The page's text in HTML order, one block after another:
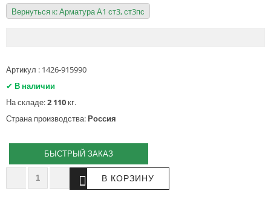
Вернуться к: Арматура А1 ст3, ст3пс
Артикул : 1426-915990
✔ В наличии
На складе:2 110кг.
Страна производства:Россия
БЫСТРЫЙ ЗАКАЗ